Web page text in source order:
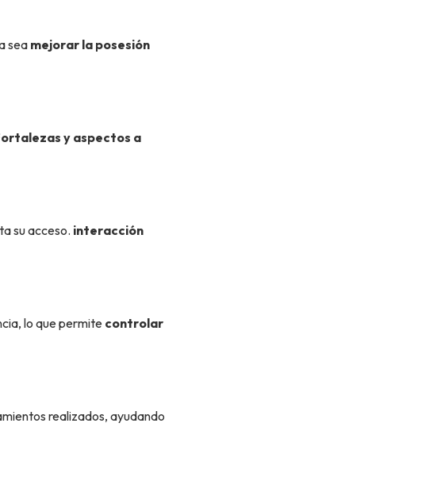
seamejorar la posesión
y aspectos a
su acceso. interacción
lo que permite controlar
realizados, ayudando